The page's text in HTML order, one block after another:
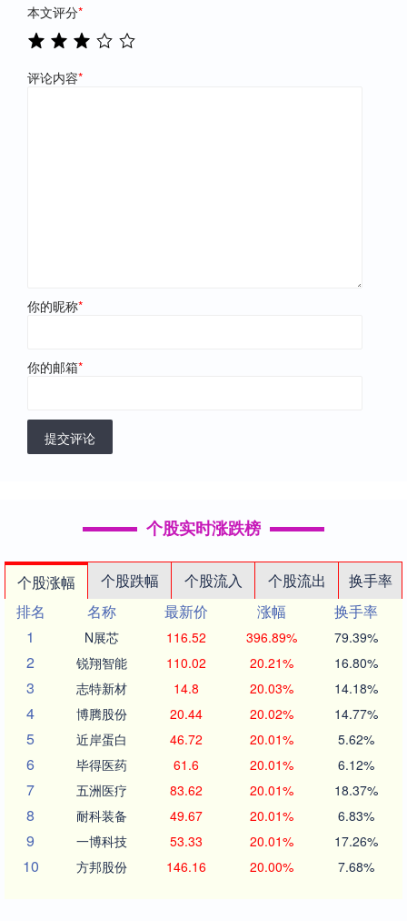
本文评分*
评论内容*
你的昵称*
你的邮箱*
提交评论
个股实时涨跌榜
个股涨幅 个股跌幅 个股流入 个股流出
换手率
排名
名称 最新价 涨幅
换手率
1
N展芯 116.52 396.89% 79.39%
2 锐翔智能 110.02 20.21% 16.80%
3 志特新材 14.8 20.03% 14.18%
4 博腾股份 20.44 20.02% 14.77%
5 近岸蛋白 46.72 20.01% 5.62%
6 毕得医药 61.6 20.01% 6.12%
7 五洲医疗 83.62 20.01% 18.37%
8 耐科装备 49.67 20.01% 6.83%
9 一博科技 53.33 20.01% 17.26%
10 方邦股份 146.16 20.00% 7.68%